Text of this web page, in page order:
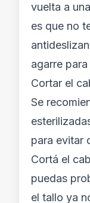
vuelta a
es que no
agarre
Cortar el
Se
para evitar
Cortá el
puedas
el tallo ya